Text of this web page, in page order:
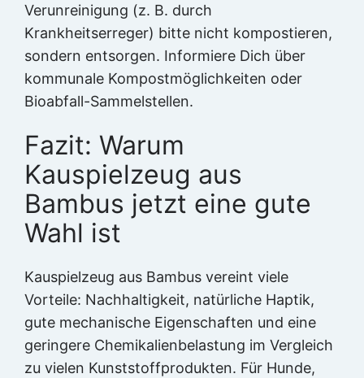
Verunreinigung (z. B. durch
Krankheitserreger) bitte nicht kompostieren,
sondern entsorgen. Informiere Dich über
kommunale Kompostmöglichkeiten oder
Bioabfall-Sammelstellen.
Fazit: Warum
Kauspielzeug aus
Bambus jetzt eine gute
Wahl ist
Kauspielzeug aus Bambus vereint viele
Vorteile: Nachhaltigkeit, natürliche Haptik,
gute mechanische Eigenschaften und eine
geringere Chemikalienbelastung im Vergleich
zu vielen Kunststoffprodukten. Für Hunde,